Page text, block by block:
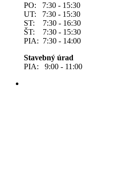
PO: 7:30 - 15:30
UT: 7:30 - 15:30
ST: 7:30 - 16:30
ŠT: 7:30 - 15:30
PIA: 7:30 - 14:00
Stavebný úrad
PIA: 9:00 - 11:00